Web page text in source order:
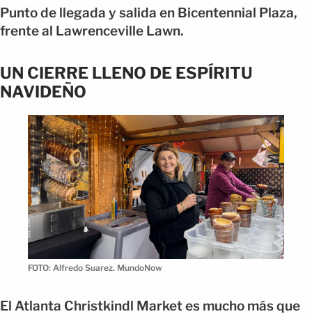
Punto de llegada y salida en Bicentennial Plaza,
frente al Lawrenceville Lawn.
UN CIERRE LLENO DE ESPÍRITU
NAVIDEÑO
FOTO: Alfredo Suarez. MundoNow
El Atlanta Christkindl Market es mucho más que